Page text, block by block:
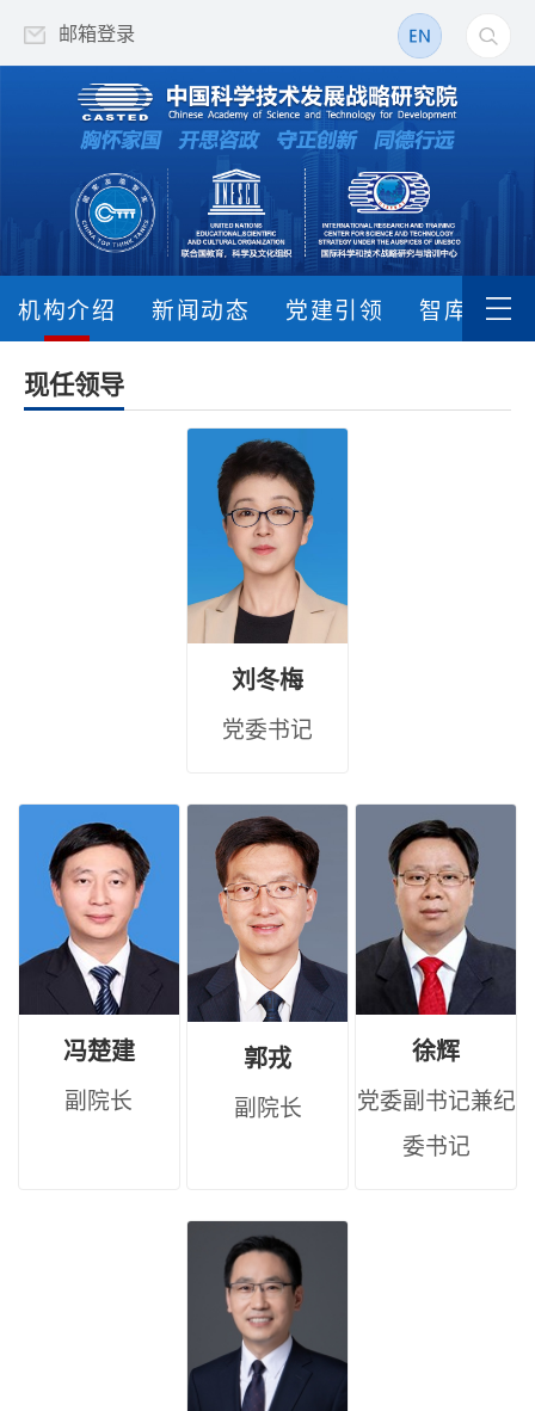
邮箱登录
机构介绍 新闻动态 党建引领 智库动态
现任领导
刘冬梅
党委书记
冯楚建
副院长
郭戎
副院长
徐辉
党委副书记兼纪
委书记